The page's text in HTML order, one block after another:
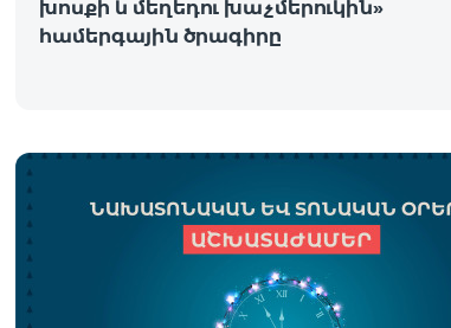
խոսքի և մեղեդու խաչմերուկին»
համերգային ծրագիրը